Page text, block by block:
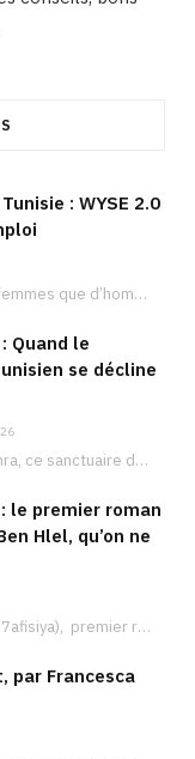
: WYSE 2.0
La Tunisie forme plus de femmes que d’hommes dans les filières scientifiques. Pourtant, pour beaucoup…
Quand le
se décline
Le palais d’Ennejma Ezzahra, ce sanctuaire de la musique tunisienne et méditerranéenne construit par le…
le premier roman
Hlel, qu’on ne
Le cave de Hafisa (9abou 7afisiya), premier roman du journaliste tunisien Mohamed Amine Ben Hlel,…
par Francesca